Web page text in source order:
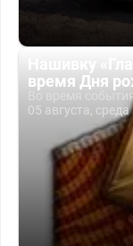
Нашивку
время Дня
Во время
05 августа, среда